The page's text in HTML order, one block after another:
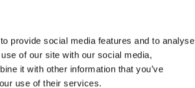
provide social media features and to analyse
of our site with our social media,
it with other information that you’ve
use of their services.